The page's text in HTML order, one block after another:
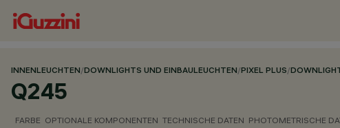
INNENLEUCHTEN/DOWNLIGHTS UND EINBAULEUCHTEN/PIXEL PLUS/
Q245
FARBE OPTIONALE KOMPONENTEN TECHNISCHE DATEN PHOTOMETRISCHE